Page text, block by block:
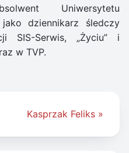
Uniwersytetu
jako dziennikarz śledczy
SIS-Serwis, „Życiu” i
w TVP.
Kasprzak Feliks »